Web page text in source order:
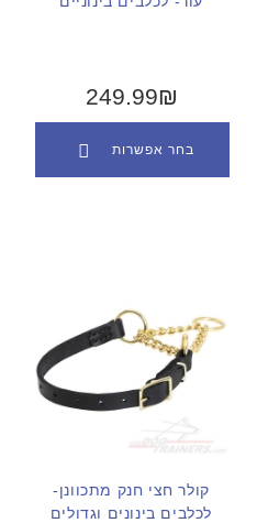
249.99₪
בחר אפשרות
קולר חצי חנק מתכוונן-
לכלבים בינונים וגדולים